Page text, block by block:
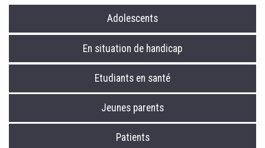
Adolescents
En situation de handicap
Etudiants en santé
Jeunes parents
Patients